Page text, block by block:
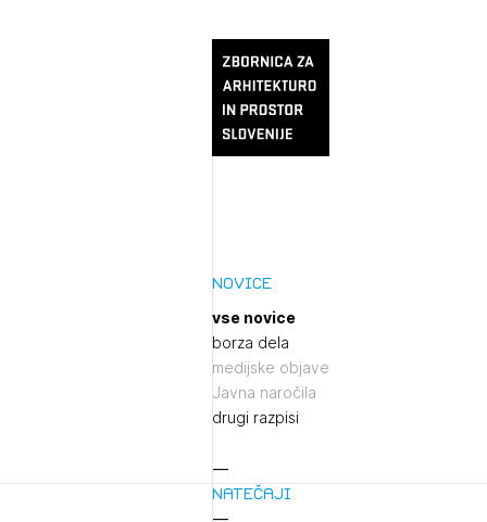
Novice
vse novice
borza dela
medijske objave
Javna naročila
drugi razpisi
Natečaji